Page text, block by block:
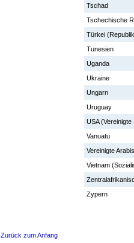
Tschad
Tschechische
Türkei
Tunesien
Uganda
Ukraine
Ungarn
Uruguay
USA
Vanuatu
Vereinigte
Vietnam
Zypern
Zurück zum Anfang